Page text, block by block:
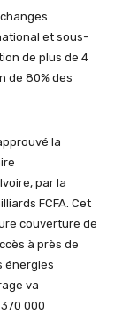
et sous-
de plus de 4
de 80% des
la
par la
FCFA. Cet
couverture de
à près de
énergies
va
000